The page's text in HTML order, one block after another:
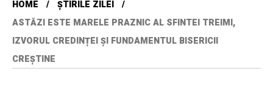
HOME
ȘTIRILE ZILEI
ASTĂZI ESTE MARELE PRAZNIC AL SFINTEI TREIMI,
IZVORUL CREDINȚEI ȘI FUNDAMENTUL BISERICII
CREȘTINE